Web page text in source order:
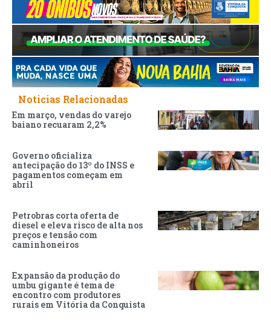
Noticias Relacionadas
Em março, vendas do varejo
baiano recuaram 2,2%
Governo oficializa
antecipação do 13º do INSS e
pagamentos começam em
abril
Petrobras corta oferta de
diesel e eleva risco de alta nos
preços e tensão com
caminhoneiros
Expansão da produção do
umbu gigante é tema de
encontro com produtores
rurais em Vitória da Conquista